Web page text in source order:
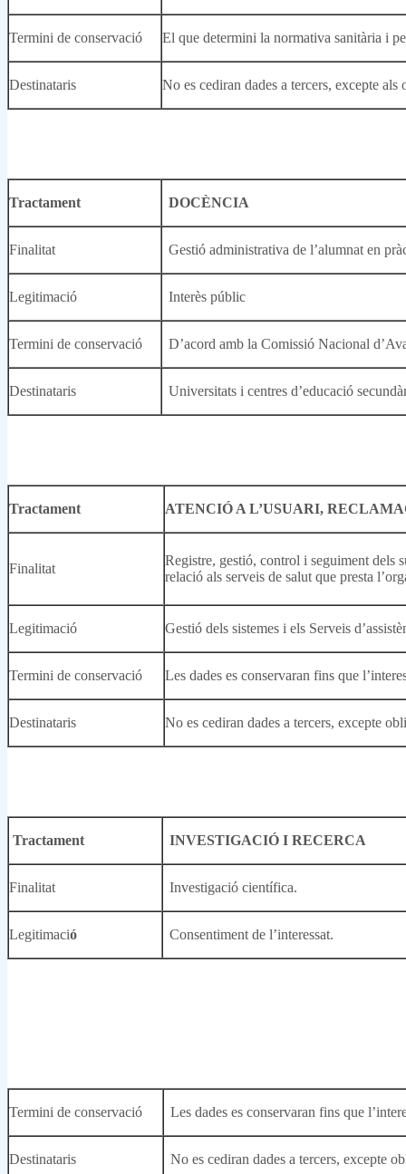
Termini de conservació El que determini la normativa sanitària i
Destinataris No es cediran dades a tercers, excepte als
Tractament DOCÈNCIA
Finalitat Gestió administrativa de l’alumnat en
Legitimació Interès públic
Termini de conservació D’acord amb la Comissió Nacional
Destinataris Universitats i centres d’educació
Tractament ATENCIÓ A L’USUARI,
Finalitat
Registre, gestió, control i seguiment dels
relació als serveis de salut que presta
Legitimació Gestió dels sistemes i els Serveis
Termini de conservació Les dades es conservaran fins que
Destinataris No es cediran dades a tercers, excepte
Tractament INVESTIGACIÓ I RECERCA
Finalitat Investigació científica.
Legitimació Consentiment de l’interessat.
Termini de conservació Les dades es conservaran fins que
Destinataris No es cediran dades a tercers, excepte